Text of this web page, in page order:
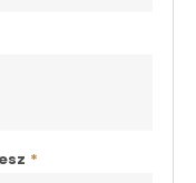
*